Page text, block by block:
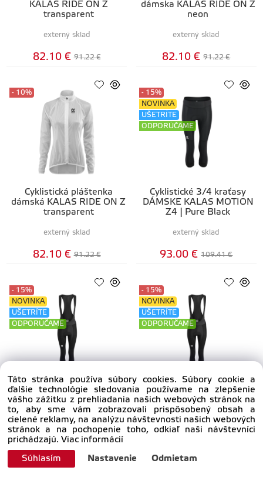
KALAS RIDE ON Z
transparent
externý sklad
82.10 € 91.22 €
dámska KALAS RIDE ON Z
neon
externý sklad
82.10 € 91.22 €
Cyklistická pláštenka
dámská KALAS RIDE ON Z
transparent
- 10%
externý sklad
82.10 € 91.22 €
Cyklistické 3/4 kraťasy
DÁMSKE KALAS MOTION
Z4 | Pure Black
- 15%
NOVINKA
UŠETRÍTE
ODPORÚČAME
externý sklad
93.00 € 109.41 €
Cyklistické 3/4 kraťasy
DÁMSKE KALAS MOTION
Z4 | so šlami | Pure Black
- 15%
NOVINKA
UŠETRÍTE
ODPORÚČAME
externý sklad
122.40 € 144.00 €
Cyklistické 3/4 kraťasy
DÁMSKE KALAS MOTION
Z4 | zateplené so šlami |
Pure Black
- 15%
NOVINKA
UŠETRÍTE
ODPORÚČAME
externý sklad
130.90 €
Táto stránka používa súbory cookies. Súbory cookie a
ďalšie technológie sledovania používame na zlepšenie
vášho zážitku z prehliadania našich webových stránok na
to, aby sme vám zobrazovali prispôsobený obsah a
cielené reklamy, na analýzu návštevnosti našich webových
stránok a na pochopenie toho, odkiaľ naši návštevníci
prichádzajú. Viac informácií
Súhlasím Nastavenie Odmietam